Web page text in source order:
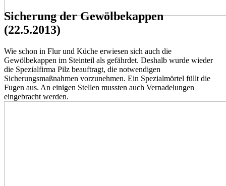
Sicherung der Gewölbekappen
(22.5.2013)
Wie schon in Flur und Küche erwiesen sich auch die
Gewölbekappen im Steinteil als gefährdet. Deshalb wurde wieder
die Spezialfirma Pilz beauftragt, die notwendigen
Sicherungsmaßnahmen vorzunehmen. Ein Spezialmörtel füllt die
Fugen aus. An einigen Stellen mussten auch Vernadelungen
eingebracht werden.